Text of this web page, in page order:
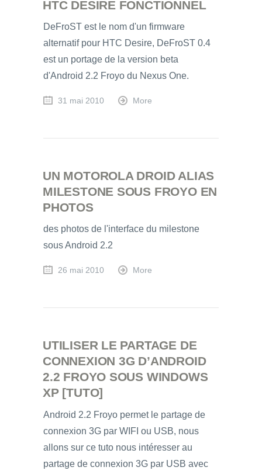
HTC DESIRE FONCTIONNEL
DeFroST est le nom d'un firmware
alternatif pour HTC Desire, DeFroST 0.4
est un portage de la version beta
d'Android 2.2 Froyo du Nexus One.
31 mai 2010 More
UN MOTOROLA DROID ALIAS
MILESTONE SOUS FROYO EN
PHOTOS
des photos de l'interface du milestone
sous Android 2.2
26 mai 2010 More
UTILISER LE PARTAGE DE
CONNEXION 3G D’ANDROID
2.2 FROYO SOUS WINDOWS
XP [TUTO]
Android 2.2 Froyo permet le partage de
connexion 3G par WIFI ou USB, nous
allons sur ce tuto nous intéresser au
partage de connexion 3G par USB avec